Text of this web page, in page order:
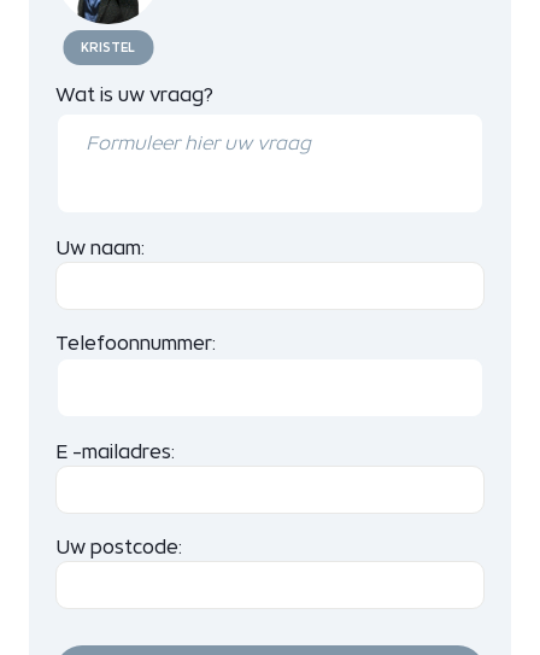
KRISTEL
Wat is uw vraag?
Uw naam:
Telefoonnummer:
E -mailadres:
Uw postcode: